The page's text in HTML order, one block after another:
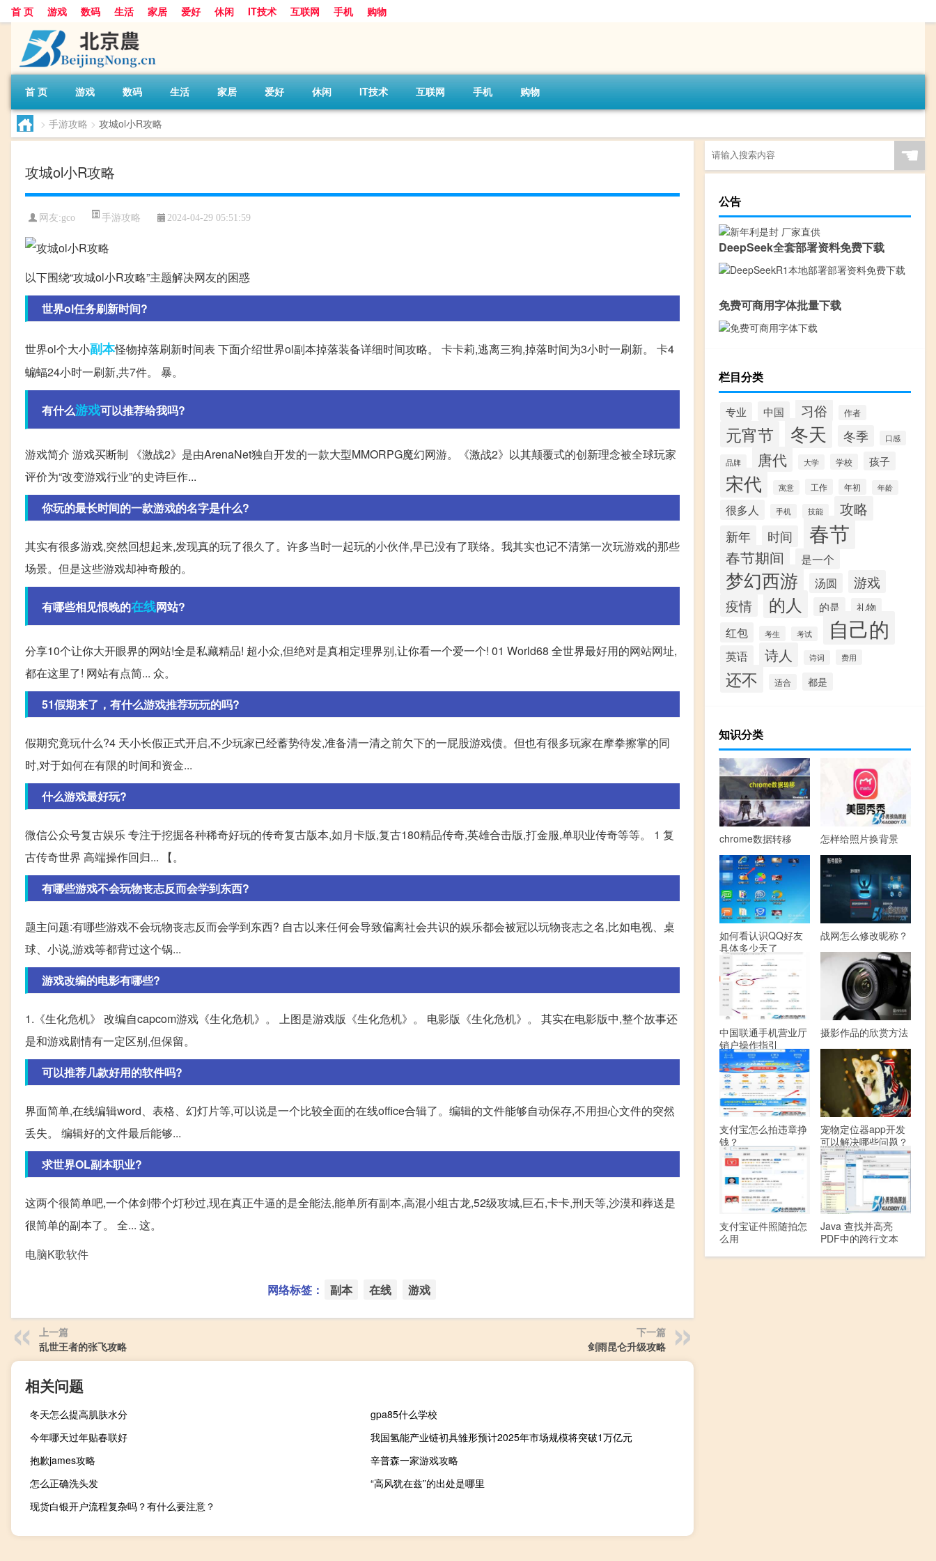
首 页 游戏 数码 生活 家居 爱好 休闲 IT技术 互联网 手机 购物
首 页 游戏 数码 生活 家居 爱好 休闲 IT技术 互联网 手机 购物
> 手游攻略 > 攻城ol小R攻略
攻城ol小R攻略
网友:gco 手游攻略 2024-04-29 05:51:59
以下围绕“攻城ol小R攻略”主题解决网友的困惑
世界ol任务刷新时间?
世界ol个大小副本怪物掉落刷新时间表 下面介绍世界ol副本掉落装备详细时间攻略。 卡卡莉,逃离三狗,掉落时间为3小时一刷新。 卡4
蝙蝠24小时一刷新,共7件。 暴。
有什么游戏可以推荐给我吗?
游戏简介 游戏买断制 《激战2》是由ArenaNet独自开发的一款大型MMORPG魔幻网游。《激战2》以其颠覆式的创新理念被全球玩家
评价为“改变游戏行业”的史诗巨作...
你玩的最长时间的一款游戏的名字是什么?
其实有很多游戏,突然回想起来,发现真的玩了很久了。许多当时一起玩的小伙伴,早已没有了联络。我其实也记不清第一次玩游戏的那些
场景。但是这些游戏却神奇般的。
有哪些相见恨晚的在线网站?
分享10个让你大开眼界的网站!全是私藏精品! 超小众,但绝对是真相定理界别,让你看一个爱一个! 01 World68 全世界最好用的网站网址,
都在这里了! 网站有点简... 众。
51假期来了，有什么游戏推荐玩玩的吗?
假期究竟玩什么?4 天小长假正式开启,不少玩家已经蓄势待发,准备清一清之前欠下的一屁股游戏债。但也有很多玩家在摩拳擦掌的同
时,对于如何在有限的时间和资金...
什么游戏最好玩?
微信公众号复古娱乐 专注于挖掘各种稀奇好玩的传奇复古版本,如月卡版,复古180精品传奇,英雄合击版,打金服,单职业传奇等等。 1 复
古传奇世界 高端操作回归... 【。
有哪些游戏不会玩物丧志反而会学到东西?
题主问题:有哪些游戏不会玩物丧志反而会学到东西? 自古以来任何会导致偏离社会共识的娱乐都会被冠以玩物丧志之名,比如电视、桌
球、小说,游戏等都背过这个锅...
游戏改编的电影有哪些?
1.《生化危机》 改编自capcom游戏《生化危机》。 上图是游戏版《生化危机》。 电影版《生化危机》。 其实在电影版中,整个故事还
是和游戏剧情有一定区别,但保留。
可以推荐几款好用的软件吗?
界面简单,在线编辑word、表格、幻灯片等,可以说是一个比较全面的在线office合辑了。编辑的文件能够自动保存,不用担心文件的突然
丢失。 编辑好的文件最后能够...
求世界OL副本职业?
这两个很简单吧,一个体剑带个灯秒过,现在真正牛逼的是全能法,能单所有副本,高混小组古龙,52级攻城,巨石,卡卡,刑天等,沙漠和葬送是
很简单的副本了。 全... 这。
电脑K歌软件
网络标签： 副本 在线 游戏
上一篇
乱世王者的张飞攻略
下一篇
剑雨昆仑升级攻略
相关问题
冬天怎么提高肌肤水分
gpa85什么学校
今年哪天过年贴春联好
我国氢能产业链初具雏形预计2025年市场规模将突破1万亿元
抱歉james攻略
辛普森一家游戏攻略
怎么正确洗头发
“高风犹在兹”的出处是哪里
现货白银开户流程复杂吗？有什么要注意？
☚
公告
DeepSeek全套部署资料免费下载
免费可商用字体批量下载
栏目分类
专业 中国 习俗 作者
元宵节 冬天 冬季 口感
品牌 唐代 大学 学校 孩子
宋代 寓意 工作 年初 年龄
很多人 手机 技能 攻略
新年 时间 春节
春节期间 是一个
梦幻西游 汤圆
游戏
疫情
的人 的是 礼物
红包 考生 考试 自己的
英语 诗人 诗词 费用
还不 适合 都是
知识分类
chrome数据转移 怎样给照片换背景
如何看认识QQ好友
具体多少天了
战网怎么修改昵称？
中国联通手机营业厅
销户操作指引
摄影作品的欣赏方法
支付宝怎么拍违章挣
钱？
宠物定位器app开发
可以解决哪些问题？
支付宝证件照随拍怎
么用
Java 查找并高亮
PDF中的跨行文本